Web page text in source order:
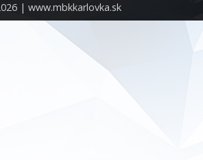
| www.mbkkarlovka.sk